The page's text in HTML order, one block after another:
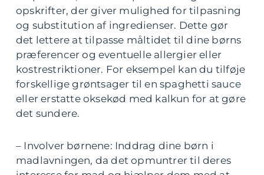
opskrifter, der giver mulighed for tilpasning
og substitution af ingredienser. Dette gør
det lettere at tilpasse måltidet til dine børns
præferencer og eventuelle allergier eller
kostrestriktioner. For eksempel kan du tilføje
forskellige grøntsager til en spaghetti sauce
eller erstatte oksekød med kalkun for at gøre
det sundere.
– Involver børnene: Inddrag dine børn i
madlavningen, da det opmuntrer til deres